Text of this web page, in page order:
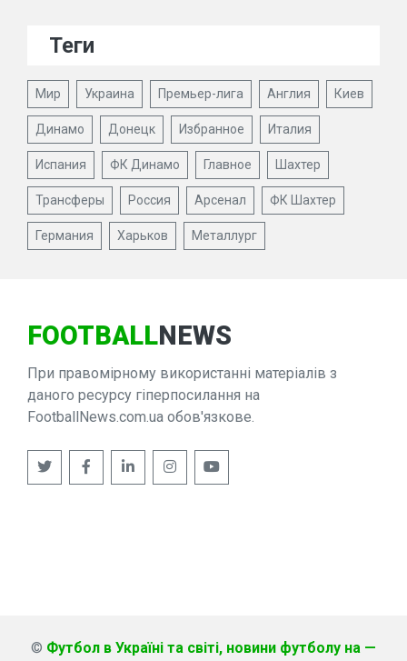
Теги
Мир Украина Премьер-лига Англия Киев
Динамо Донецк Избранное Италия
Испания ФК Динамо Главное Шахтер
Трансферы Россия Арсенал ФК Шахтер
Германия Харьков Металлург
FOOTBALLNEWS
При правомірному використанні матеріалів з
даного ресурсу гіперпосилання на
FootballNews.com.ua обов'язкове.
© Футбол в Україні та світі, новини футболу на —